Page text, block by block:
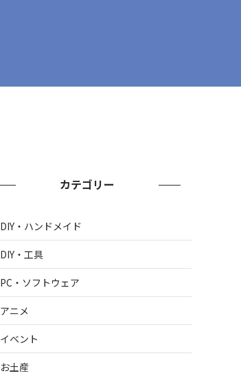
カテゴリー
DIY・ハンドメイド
DIY・工具
PC・ソフトウェア
アニメ
イベント
お土産